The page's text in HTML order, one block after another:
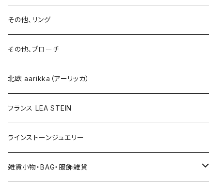
イヤリング
ブローチ
その他
ブローチ
ネックレス
その他、リング
その他、ブローチ
北欧 aarikka（アーリッカ）
フランス LEA STEIN
ラインストーンジュエリー
雑貨小物・BAG・服飾雑貨